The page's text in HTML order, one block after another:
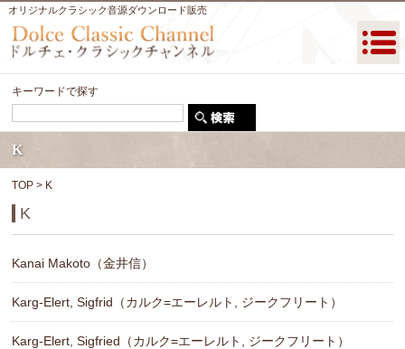
オリジナルクラシック音源ダウンロード販売
キーワードで探す
K
TOP > K
K
Kanai Makoto（金井信）
Karg-Elert, Sigfrid（カルク=エーレルト, ジークフリート）
Karg-Elert, Sigfried（カルク=エーレルト, ジークフリート）